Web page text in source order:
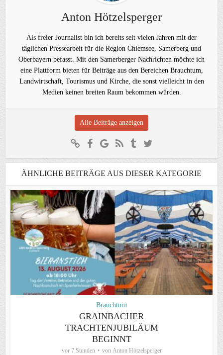
Anton Hötzelsperger
Als freier Journalist bin ich bereits seit vielen Jahren mit der
täglichen Pressearbeit für die Region Chiemsee, Samerberg und
Oberbayern befasst. Mit den Samerberger Nachrichten möchte ich
eine Plattform bieten für Beiträge aus den Bereichen Brauchtum,
Landwirtschaft, Tourismus und Kirche, die sonst vielleicht in den
Medien keinen breiten Raum bekommen würden.
Alle Beiträge anzeigen
ÄHNLICHE BEITRÄGE AUS DIESER KATEGORIE
Brauchtum
GRAINBACHER
TRACHTENJUBILÄUM
BEGINNT
vor 7 Stunden von Anton Hötzelsperger